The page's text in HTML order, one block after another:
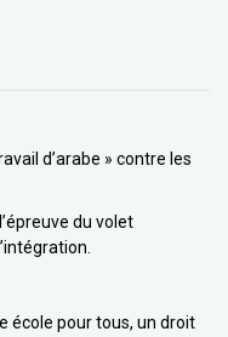
d’arabe » contre les
du volet
école pour tous, un droit